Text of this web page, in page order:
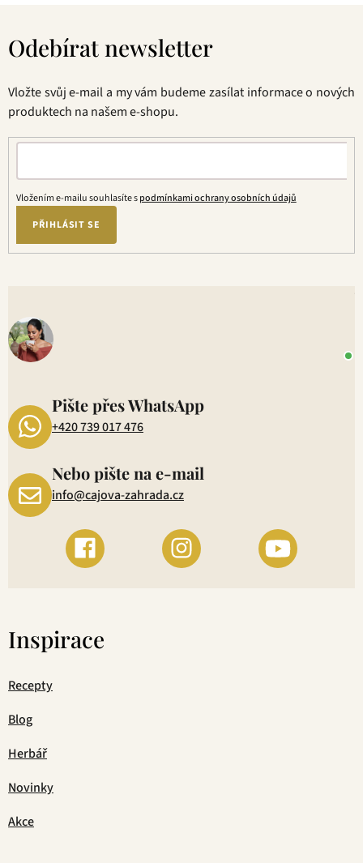
Odebírat newsletter
Vložte svůj e-mail a my vám budeme zasílat informace o nových
produktech na našem e-shopu.
Vložením e-mailu souhlasíte spodmínkami ochrany osobních údajů
PŘIHLÁSIT SE
Pište přes WhatsApp
+420 739 017 476
Nebo pište na e-mail
info@cajova-zahrada.cz
Inspirace
Recepty
Blog
Herbář
Novinky
Akce